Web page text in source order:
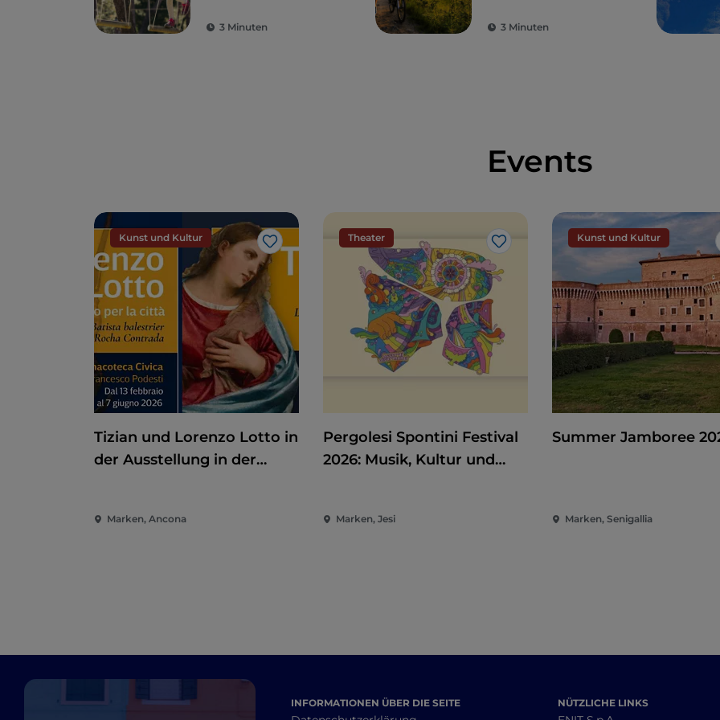
zwischen Wald und
3 Minuten
Meer
3 Minuten
Events
Kunst und Kultur
Like
Tizian und Lorenzo Lotto in
der Ausstellung in der
Marken, Ancona
Theater
Like
Pergolesi Spontini Festival
2026: Musik, Kultur und
Marken, Jesi
Kunst und Kultur
Summer Jamboree
Marken, Senigallia
INFORMATIONEN ÜBER DIE SEITE NÜTZLICHE LINKS